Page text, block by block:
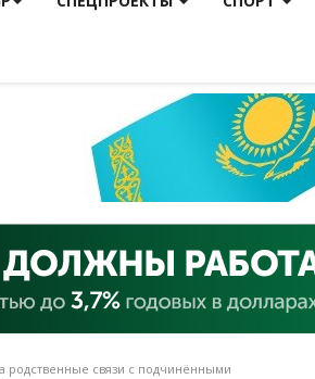
родственные связи с подчинёнными